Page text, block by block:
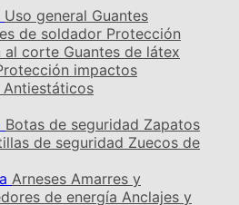
Uso general Guantes
de soldador Protección
al corte Guantes de látex
impactos
Antiestáticos
Botas de seguridad Zapatos
de seguridad Zuecos de
Arneses Amarres y
de energía Anclajes y